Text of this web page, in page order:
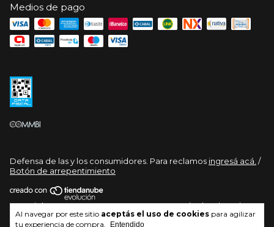
Al navegar por este sitio aceptás el uso de cookies para agilizar
tu experiencia de compra.
Entendido
Medios de pago
Defensa de las y los consumidores. Para reclamos ingresá acá. /
Botón de arrepentimiento
Copyright OVERTECH - 30710114176 - 2026. Todos los derechos
reservados.